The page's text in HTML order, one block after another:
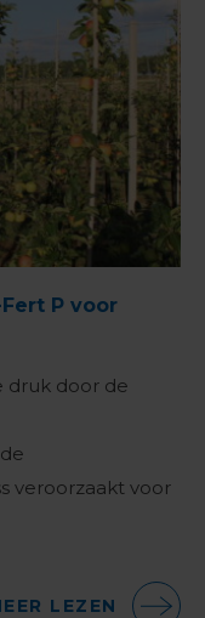
P voor
druk door de
veroorzaakt voor
LEZEN